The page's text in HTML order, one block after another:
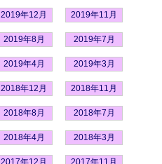
2019年12月 2019年11月
2019年8月 2019年7月
2019年4月 2019年3月
2018年12月 2018年11月
2018年8月 2018年7月
2018年4月 2018年3月